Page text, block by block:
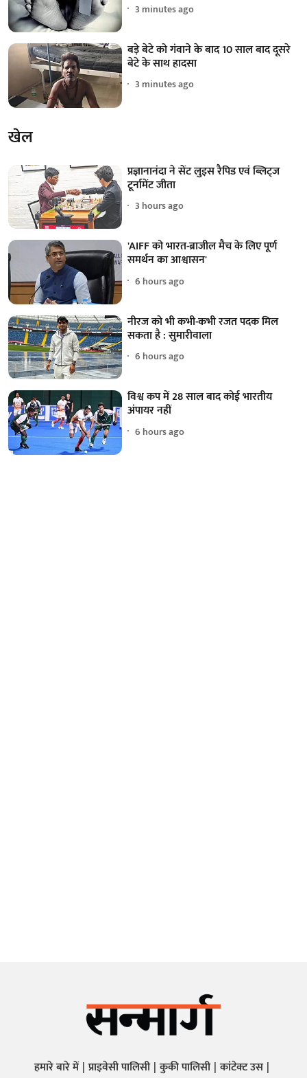
3 minutes ago
बड़े बेटे को गंवाने के बाद 10 साल बाद दूसरे
बेटे के साथ हादसा
3 minutes ago
खेल
प्रज्ञानानंदा ने सेंट लुइस रैपिड एवं ब्लिट्ज
टूर्नामेंट जीता
3 hours ago
'AIFF को भारत-ब्राजील मैच के लिए पूर्ण
समर्थन का आश्वासन'
6 hours ago
नीरज को भी कभी-कभी रजत पदक मिल
सकता है : सुमारीवाला
6 hours ago
विश्व कप में 28 साल बाद कोई भारतीय
अंपायर नहीं
6 hours ago
हमारे बारे में प्राइवेसी पालिसी कुकी पालिसी कांटेक्ट उस